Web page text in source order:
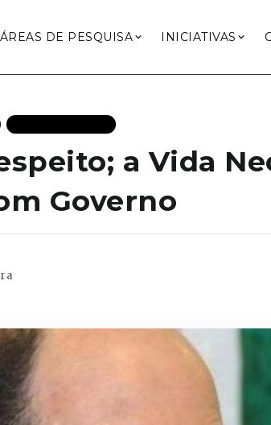
ÁREAS DE PESQUISA INICIATIVAS
a Vida
Governo